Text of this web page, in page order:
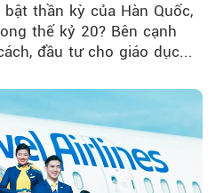
thần kỳ của Hàn Quốc,
thế kỷ 20? Bên cạnh
đầu tư cho giáo dục...